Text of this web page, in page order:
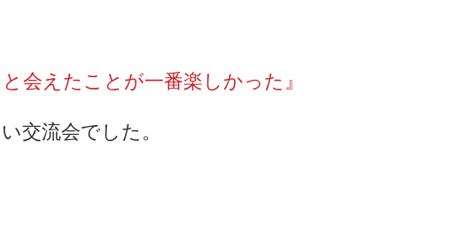
と会えたことが一番楽しかった』
交流会でした。